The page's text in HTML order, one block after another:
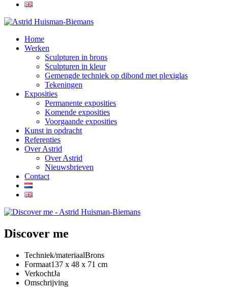
Home
Werken
Sculpturen in brons
Sculpturen in kleur
Gemengde techniek op dibond met plexiglas
Tekeningen
Exposities
Permanente exposities
Komende exposities
Voorgaande exposities
Kunst in opdracht
Referenties
Over Astrid
Over Astrid
Nieuwsbrieven
Contact
Discover me
Techniek/materiaalBrons
Formaat137 x 48 x 71 cm
VerkochtJa
Omschrijving